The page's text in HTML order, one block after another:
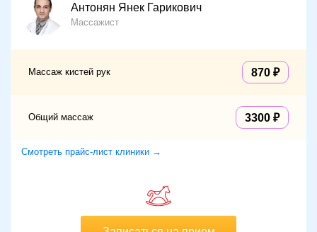
Антонян Янек Гарикович
Массажист
Массаж кистей рук 870
Общий массаж 3300
Смотреть прайс-лист клиники →